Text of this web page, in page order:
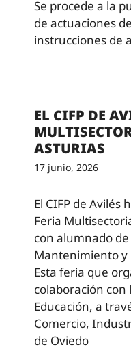
Se procede a la
de actuaciones
instrucciones de
EL CIFP DE
ASTURIAS
17 junio, 2026
El CIFP de Avilés
Feria
con alumnado
Mantenimiento y
Esta feria que
colaboración con
Educación, a
Comercio,
de Oviedo